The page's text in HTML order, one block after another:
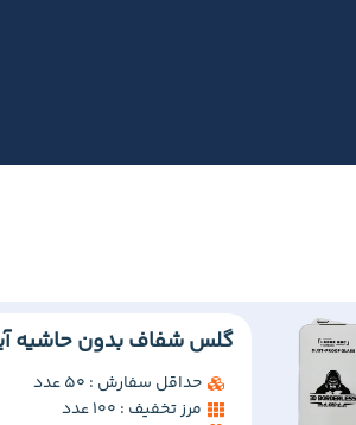
گلس شفاف بدون حاشیه
حداقل سفارش : 50 عدد
مرز تخفیف : 100 عدد